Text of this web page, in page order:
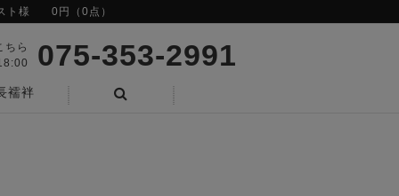
ト様 0円（0点）
ちら
075-353-2991
襦袢